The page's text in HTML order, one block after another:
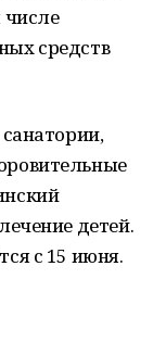
числе
средств
детей.
с 15 июня.